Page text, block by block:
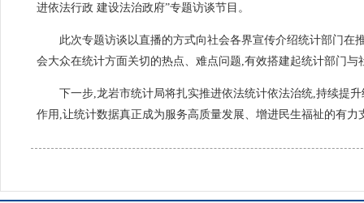
进依法行政 建设法治政府”专题访谈节目。
此次专题访谈以直播的方式向社会各界宣传介绍统计部门
会大众在统计方面关切的热点、难点问题,有效搭建起统计部门与
下一步,龙岩市统计局将扎实推进依法统计依法治统,持续提
作用,让统计数据真正成为服务高质量发展、增进民生福祉的有